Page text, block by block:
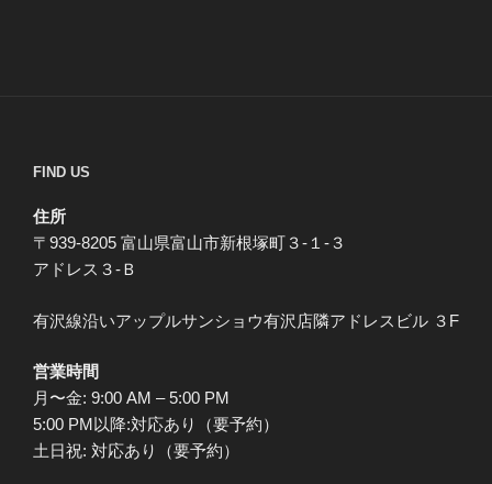
FIND US
住所
〒939-8205 富山県富山市新根塚町３-１-３
アドレス３-Ｂ
有沢線沿いアップルサンショウ有沢店隣アドレスビル ３F
営業時間
月〜金: 9:00 AM – 5:00 PM
5:00 PM以降:対応あり（要予約）
土日祝: 対応あり（要予約）